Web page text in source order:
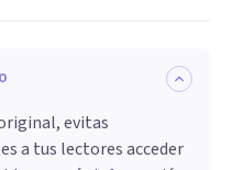
evitas
a tus lectores acceder